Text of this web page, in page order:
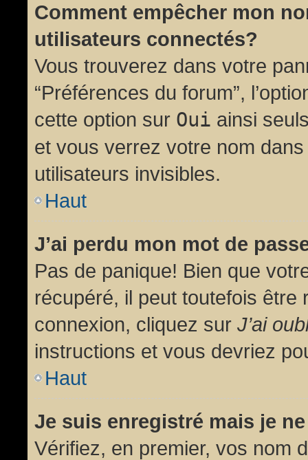
Comment empêcher mon
utilisateurs connectés?
Vous trouverez dans votre
“Préférences du forum”,
cette option sur Oui ainsi
et vous verrez votre nom
utilisateurs invisibles.
Haut
J’ai perdu mon mot de
Pas de panique! Bien que
récupéré, il peut toutefois être
connexion, cliquez sur J’ai
instructions et vous devriez
Haut
Je suis enregistré mais je
Vérifiez, en premier, vos nom